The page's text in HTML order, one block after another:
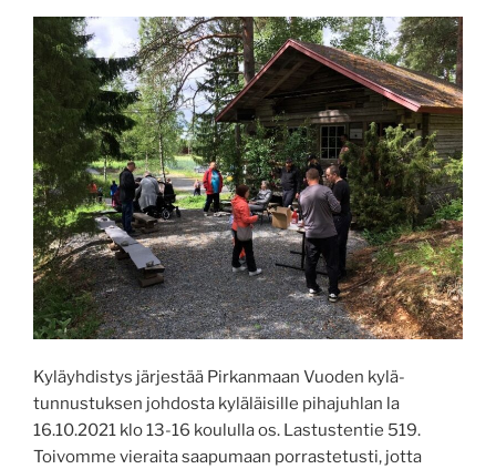
Kyläyhdistys järjestää Pirkanmaan Vuoden kylä-
tunnustuksen johdosta kyläläisille pihajuhlan la
16.10.2021 klo 13-16 koululla os. Lastustentie 519.
Toivomme vieraita saapumaan porrastetusti, jotta